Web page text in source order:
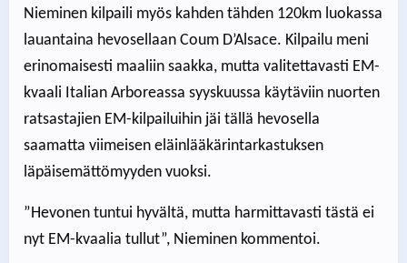
Nieminen kilpaili myös kahden tähden 120km luokassa
lauantaina hevosellaan Coum D’Alsace. Kilpailu meni
erinomaisesti maaliin saakka, mutta valitettavasti EM-
kvaali Italian Arboreassa syyskuussa käytäviin nuorten
ratsastajien EM-kilpailuihin jäi tällä hevosella
saamatta viimeisen eläinlääkärintarkastuksen
läpäisemättömyyden vuoksi.
”Hevonen tuntui hyvältä, mutta harmittavasti tästä ei
nyt EM-kvaalia tullut”, Nieminen kommentoi.